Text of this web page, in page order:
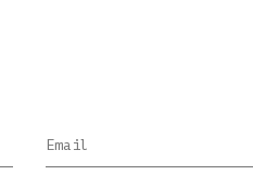
Email